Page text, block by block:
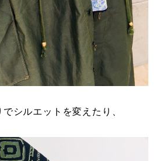
シルエットを変えたり、